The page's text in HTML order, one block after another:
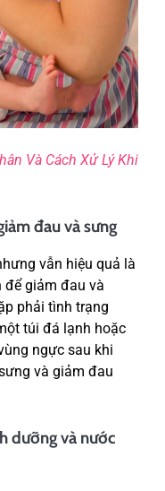
Và Cách Xử Lý Khi
đau và sưng
vẫn hiệu quả là
giảm đau và
phải tình trạng
túi đá lạnh hoặc
ngực sau khi
và giảm đau
dưỡng và nước